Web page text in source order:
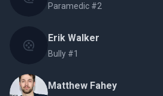
Paramedic #2
Erik Walker
Bully #1
Matthew Fahey